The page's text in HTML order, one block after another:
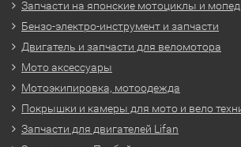
Запчасти на японские мотоциклы и
Бензо-электро-инструмент и запчасти
Двигатель и запчасти для веломотора
Мото аксессуары
Мотоэкипировка, мотоодежда
Покрышки и камеры для мото и вело
Запчасти для двигателей Lifan